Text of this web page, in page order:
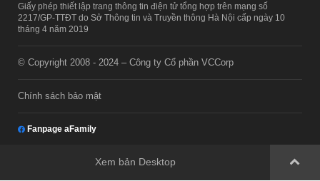
Giấy phép thiết lập trang thông tin điện tử tổng hợp trên mạng số
2217/GP-TTĐT do Sở Thông tin và Truyền thông Hà Nội cấp ngày 10
tháng 4 năm 2019
© Copyright 2008 - 2024 – Công ty Cổ phần VCCorp
Chính sách bảo mật
Fanpage aFamily
Xem bản Desktop